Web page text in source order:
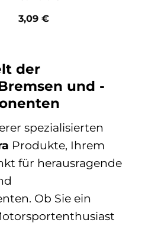
3,09 €
der
und -
spezialisierten
Produkte, Ihrem
für herausragende
Ob Sie ein